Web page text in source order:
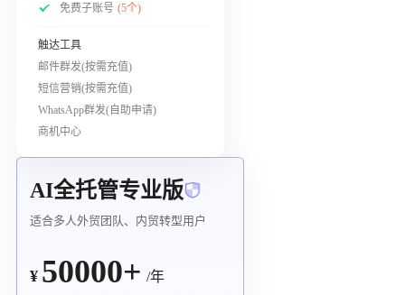
免费子账号 (5个)
触达工具
邮件群发(按需充值)
短信营销(按需充值)
WhatsApp群发(自助申请)
商机中心
AI全托管专业版
适合多人外贸团队、内贸转型用户
¥ 50000+ /年